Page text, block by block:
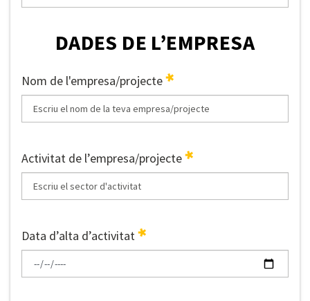
DADES DE L’EMPRESA
Nom de l'empresa/projecte
Activitat de l’empresa/projecte
Data d’alta d’activitat